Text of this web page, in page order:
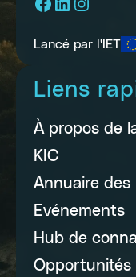
Lancé par l'IET
Liens
À propos de
KIC
Annuaire des
Evénements
Hub de
Opportunités